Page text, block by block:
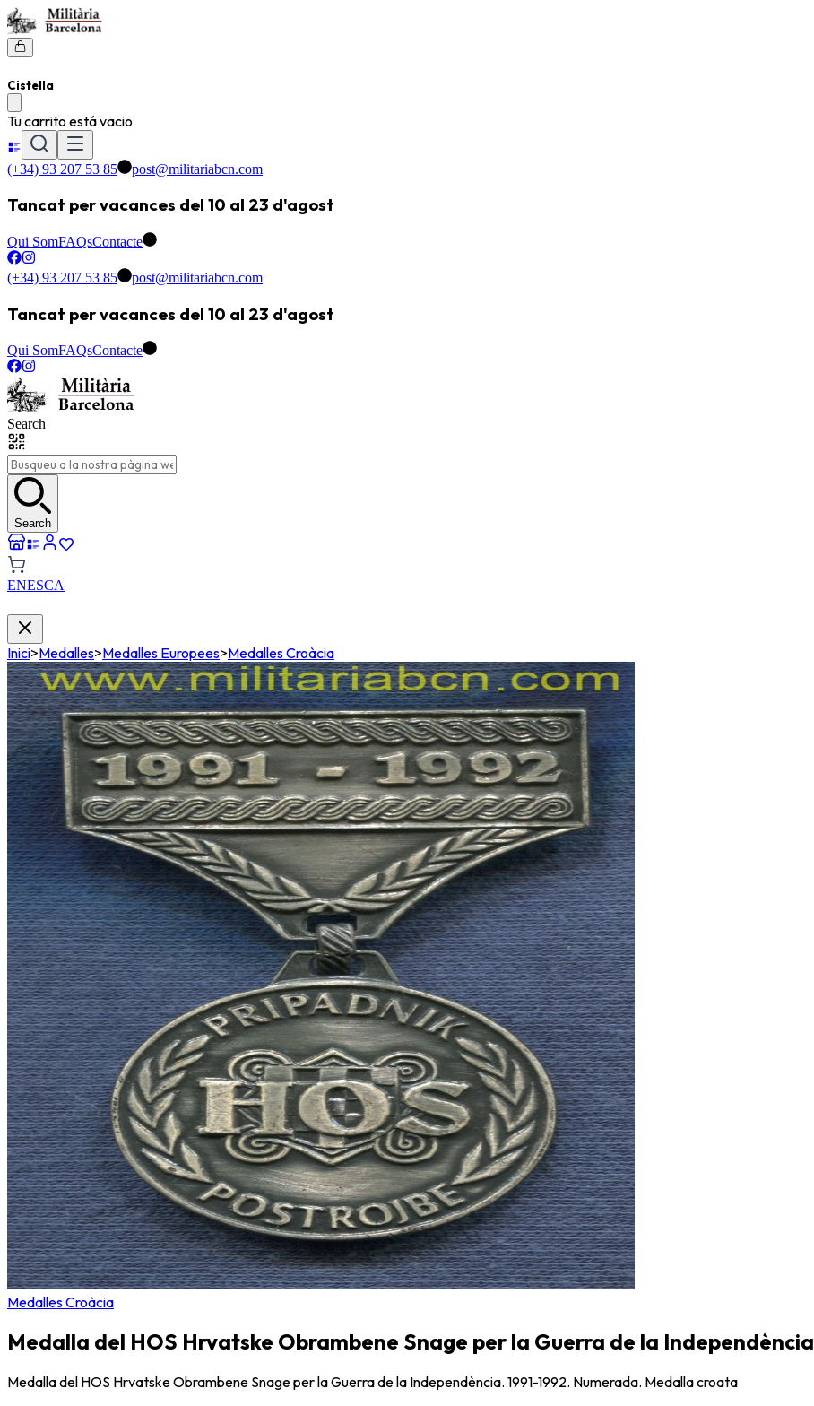
Cistella
Tu carrito está vacio
(+34) 93 207 53 85 post@militariabcn.com
Tancat per vacances del 10 al 23 d'agost
Qui SomFAQsContacte
(+34) 93 207 53 85 post@militariabcn.com
Tancat per vacances del 10 al 23 d'agost
Qui SomFAQsContacte
Search
Search
ENESCA
Inici>Medalles>Medalles Europees>Medalles Croàcia
Medalles Croàcia
Medalla del HOS Hrvatske Obrambene Snage per la Guerra de la Independència
Medalla del HOS Hrvatske Obrambene Snage per la Guerra de la Independència. 1991-1992. Numerada. Medalla croata